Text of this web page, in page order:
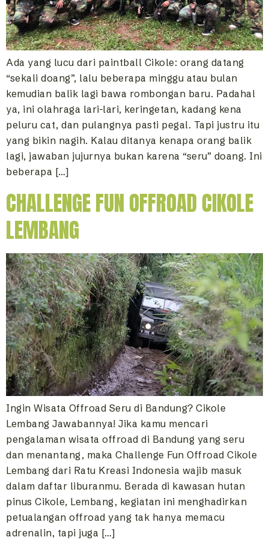
Ada yang lucu dari paintball Cikole: orang datang
“sekali doang”, lalu beberapa minggu atau bulan
kemudian balik lagi bawa rombongan baru. Padahal
ya, ini olahraga lari-lari, keringetan, kadang kena
peluru cat, dan pulangnya pasti pegal. Tapi justru itu
yang bikin nagih. Kalau ditanya kenapa orang balik
lagi, jawaban jujurnya bukan karena “seru” doang. Ini
beberapa […]
CHALLENGE FUN OFFROAD CIKOLE
LEMBANG
Ingin Wisata Offroad Seru di Bandung? Cikole
Lembang Jawabannya! Jika kamu mencari
pengalaman wisata offroad di Bandung yang seru
dan menantang, maka Challenge Fun Offroad Cikole
Lembang dari Ratu Kreasi Indonesia wajib masuk
dalam daftar liburanmu. Berada di kawasan hutan
pinus Cikole, Lembang, kegiatan ini menghadirkan
petualangan offroad yang tak hanya memacu
adrenalin, tapi juga […]